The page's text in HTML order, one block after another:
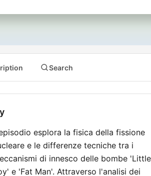
un modo o nell'altro, alla
giorni! Geopop è un canale
presente su tutti i social,
oltre 15 milioni di follower,
conoscenza. Benvenuti a
bordo!
Search
esplora la fisica della fissione
e le differenze tecniche tra i
di innesco delle bombe 'Little
e 'Fat Man'. Attraverso l'analisi dei